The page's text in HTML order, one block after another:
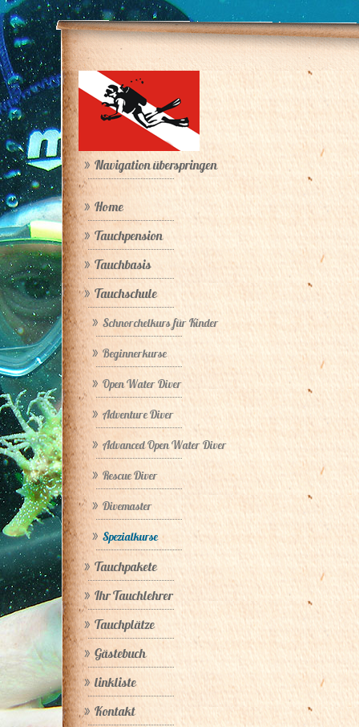
Navigation überspringen
Home
Tauchpension
Tauchbasis
Tauchschule
Schnorchelkurs für Kinder
Beginnerkurse
Open Water Diver
Adventure Diver
Advanced Open Water Diver
Rescue Diver
Divemaster
Spezialkurse
Tauchpakete
Ihr Tauchlehrer
Tauchplätze
Gästebuch
linkliste
Kontakt